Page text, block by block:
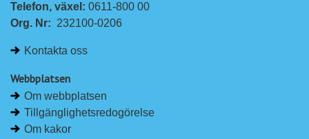
Telefon, växel: 0611-800 00
Org. Nr: 232100-0206
Kontakta oss
Webbplatsen
Om webbplatsen
Tillgänglighetsredogörelse
Om kakor